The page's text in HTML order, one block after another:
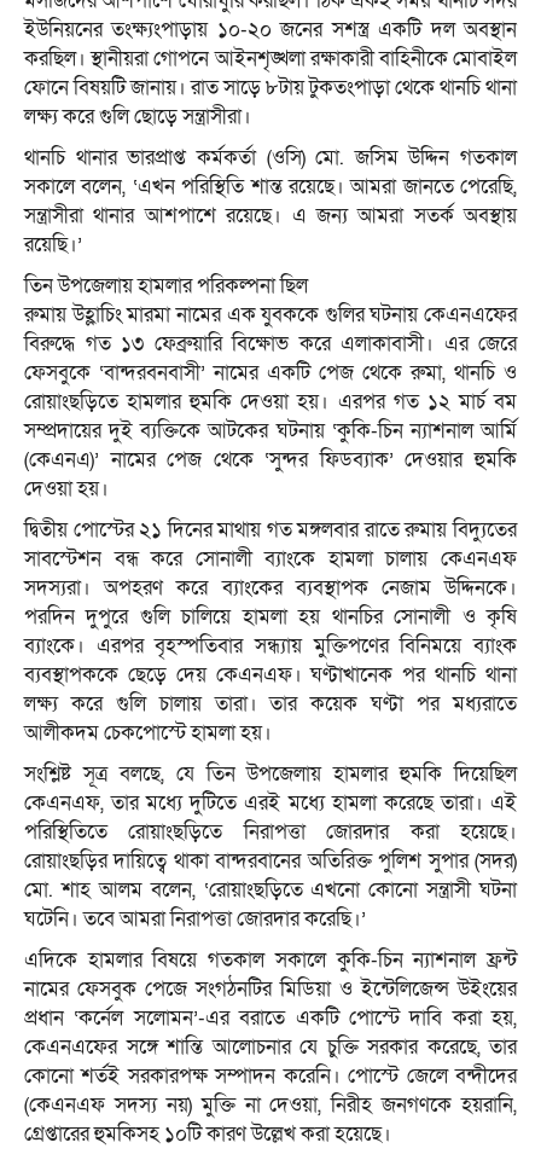
ইউনিয়নের তংক্ষ্যংপাড়ায় ১০-২০ জনের সশস্ত্র একটি দল অবস্থান
করছিল। স্থানীয়রা গোপনে আইনশৃঙ্খলা রক্ষাকারী বাহিনীকে মোবাইল
ফোনে বিষয়টি জানায়। রাত সাড়ে ৮টায় টুকতংপাড়া থেকে থানচি থানা
লক্ষ্য করে গুলি ছোড়ে সন্ত্রাসীরা।
থানচি থানার ভারপ্রাপ্ত কর্মকর্তা (ওসি) মো. জসিম উদ্দিন গতকাল
সকালে বলেন, ‘এখন পরিস্থিতি শান্ত রয়েছে। আমরা জানতে পেরেছি,
সন্ত্রাসীরা থানার আশপাশে রয়েছে। এ জন্য আমরা সতর্ক অবস্থায়
রয়েছি।’
তিন উপজেলায় হামলার পরিকল্পনা ছিল
রুমায় উহ্লাচিং মারমা নামের এক যুবককে গুলির ঘটনায় কেএনএফের
বিরুদ্ধে গত ১৩ ফেব্রুয়ারি বিক্ষোভ করে এলাকাবাসী। এর জেরে
ফেসবুকে ‘বান্দরবনবাসী’ নামের একটি পেজ থেকে রুমা, থানচি ও
রোয়াংছড়িতে হামলার হুমকি দেওয়া হয়। এরপর গত ১২ মার্চ বম
সম্প্রদায়ের দুই ব্যক্তিকে আটকের ঘটনায় ‘কুকি-চিন ন্যাশনাল আর্মি
(কেএনএ)’ নামের পেজ থেকে ‘সুন্দর ফিডব্যাক’ দেওয়ার হুমকি
দেওয়া হয়।
দ্বিতীয় পোস্টের ২১ দিনের মাথায় গত মঙ্গলবার রাতে রুমায় বিদ্যুতের
সাবস্টেশন বন্ধ করে সোনালী ব্যাংকে হামলা চালায় কেএনএফ
সদস্যরা। অপহরণ করে ব্যাংকের ব্যবস্থাপক নেজাম উদ্দিনকে।
পরদিন দুপুরে গুলি চালিয়ে হামলা হয় থানচির সোনালী ও কৃষি
ব্যাংকে। এরপর বৃহস্পতিবার সন্ধ্যায় মুক্তিপণের বিনিময়ে ব্যাংক
ব্যবস্থাপককে ছেড়ে দেয় কেএনএফ। ঘণ্টাখানেক পর থানচি থানা
লক্ষ্য করে গুলি চালায় তারা। তার কয়েক ঘণ্টা পর মধ্যরাতে
আলীকদম চেকপোস্টে হামলা হয়।
সংশ্লিষ্ট সূত্র বলছে, যে তিন উপজেলায় হামলার হুমকি দিয়েছিল
কেএনএফ, তার মধ্যে দুটিতে এরই মধ্যে হামলা করেছে তারা। এই
পরিস্থিতিতে রোয়াংছড়িতে নিরাপত্তা জোরদার করা হয়েছে।
রোয়াংছড়ির দায়িত্বে থাকা বান্দরবানের অতিরিক্ত পুলিশ সুপার (সদর)
মো. শাহ আলম বলেন, ‘রোয়াংছড়িতে এখনো কোনো সন্ত্রাসী ঘটনা
ঘটেনি। তবে আমরা নিরাপত্তা জোরদার করেছি।’
এদিকে হামলার বিষয়ে গতকাল সকালে কুকি-চিন ন্যাশনাল ফ্রন্ট
নামের ফেসবুক পেজে সংগঠনটির মিডিয়া ও ইন্টেলিজেন্স উইংয়ের
প্রধান ‘কর্নেল সলোমন’-এর বরাতে একটি পোস্টে দাবি করা হয়,
কেএনএফের সঙ্গে শান্তি আলোচনার যে চুক্তি সরকার করেছে, তার
কোনো শর্তই সরকারপক্ষ সম্পাদন করেনি। পোস্টে জেলে বন্দীদের
(কেএনএফ সদস্য নয়) মুক্তি না দেওয়া, নিরীহ জনগণকে হয়রানি,
গ্রেপ্তারের হুমকিসহ ১০টি কারণ উল্লেখ করা হয়েছে।